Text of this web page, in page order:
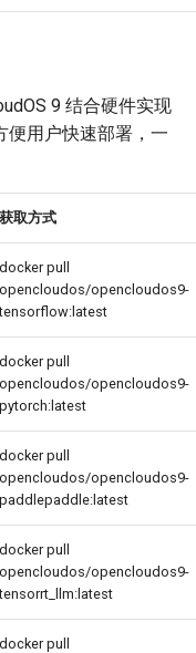
9 结合硬件实现
便用户快速部署，一
获取方式
docker pull
opencloudos/opencloudos9-
tensorflow:latest
docker pull
opencloudos/opencloudos9-
pytorch:latest
docker pull
opencloudos/opencloudos9-
paddlepaddle:latest
docker pull
opencloudos/opencloudos9-
tensorrt_llm:latest
docker pull